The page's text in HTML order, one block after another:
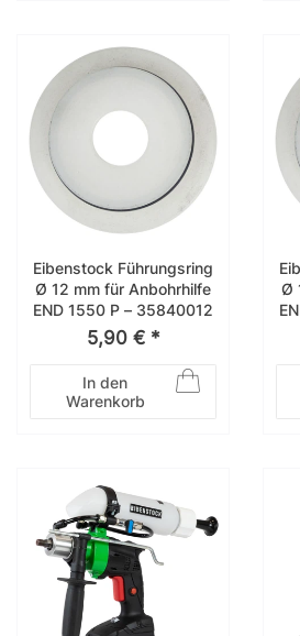
Eibenstock Führungsring
Ø 12 mm für Anbohrhilfe
END 1550 P – 35840012
5,90 € *
In den
Warenkorb
Ø